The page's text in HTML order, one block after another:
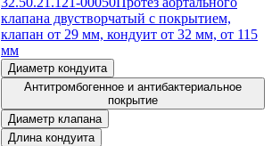
клапана двустворчатый с покрытием,
клапан от 29 мм, кондуит от 32 мм, от 115
мм
Диаметр кондуита
Антитромбогенное и антибактериальное
покрытие
Диаметр клапана
Длина кондуита